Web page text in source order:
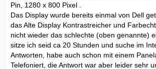
Pin, 1280 x 800 Pixel .
Das Display wurde bereits einmal von Dell
das Alte Display Kontrastreicher und
nicht wieder das schlechte (oben genannte)
sitze ich seid ca 20 Stunden und suche im
Antworten, habe auch schon mit einem
Telefoniert, die Antwort war aber leider sehr